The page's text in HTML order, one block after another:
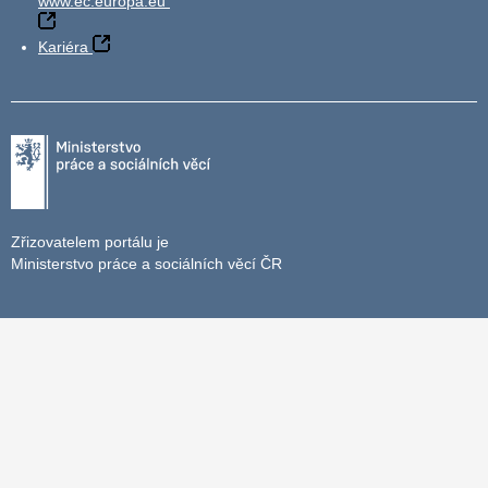
Kariéra
Zřizovatelem portálu je
Ministerstvo práce a sociálních věcí ČR